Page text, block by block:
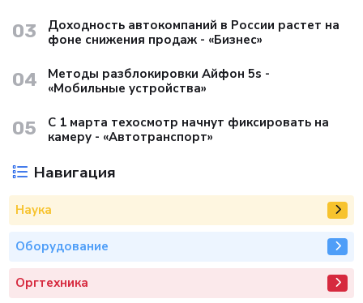
03
Доходность автокомпаний в России растет на
фоне снижения продаж - «Бизнес»
04
Методы разблокировки Айфон 5s -
«Мобильные устройства»
05
С 1 марта техосмотр начнут фиксировать на
камеру - «Автотранспорт»
Навигация
Наука
Оборудование
Оргтехника